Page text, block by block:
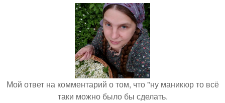
Мой ответ на комментарий о том, что "ну маникюр то всё
таки можно было бы сделать.